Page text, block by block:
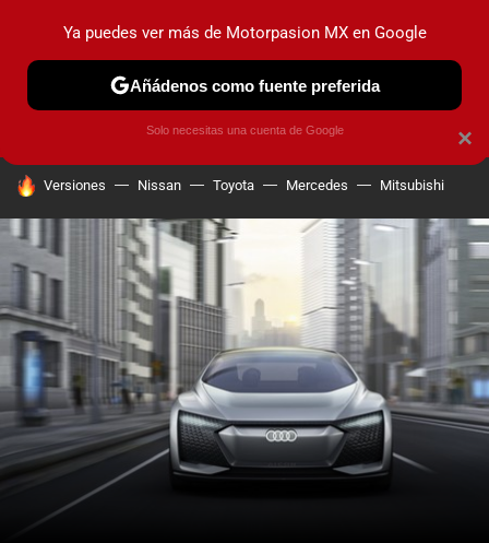
PRUEBAS INDUSTRIA HOY NO CIRCULA
HOY SE HABLA DE
Versiones Nissan Toyota Mercedes Mitsubishi
×
Ya puedes ver más de Motorpasion MX en Google
Añádenos como fuente preferida
Solo necesitas una cuenta de Google